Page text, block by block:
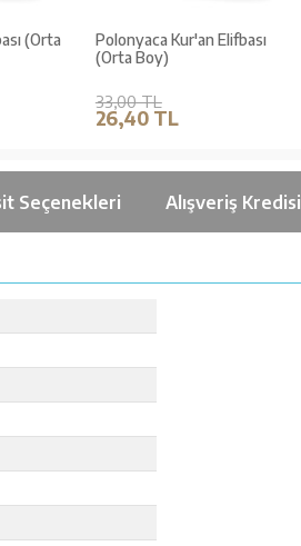
(Orta
Polonyaca Kur'an Elifbası
(Orta Boy)
33,00 TL
26,40 TL
Seçenekleri Alışveriş Kredisi